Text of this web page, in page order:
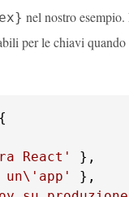
nel nostro
per le chiavi
React'
},
un\'app'
},